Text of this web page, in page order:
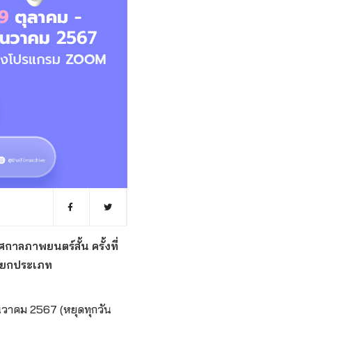
กาลภาพยนตร์สั้น ครั้งที่
กประเภท
าคม 2567 (หยุดทุกวัน